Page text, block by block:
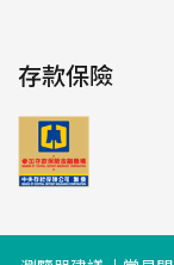
存款保險